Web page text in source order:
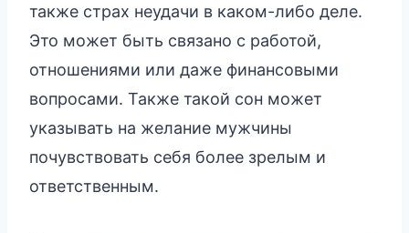
также страх неудачи в каком-либо деле.
Это может быть связано с работой,
отношениями или даже финансовыми
вопросами. Также такой сон может
указывать на желание мужчины
почувствовать себя более зрелым и
ответственным.